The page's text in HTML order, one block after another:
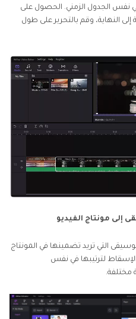
الجدول الزمني. الحصول على
النهاية، وقم بالتحرير على طول
التي تريد تضمينها في المونتاج
لترتيبها في نفس
مختلفة.